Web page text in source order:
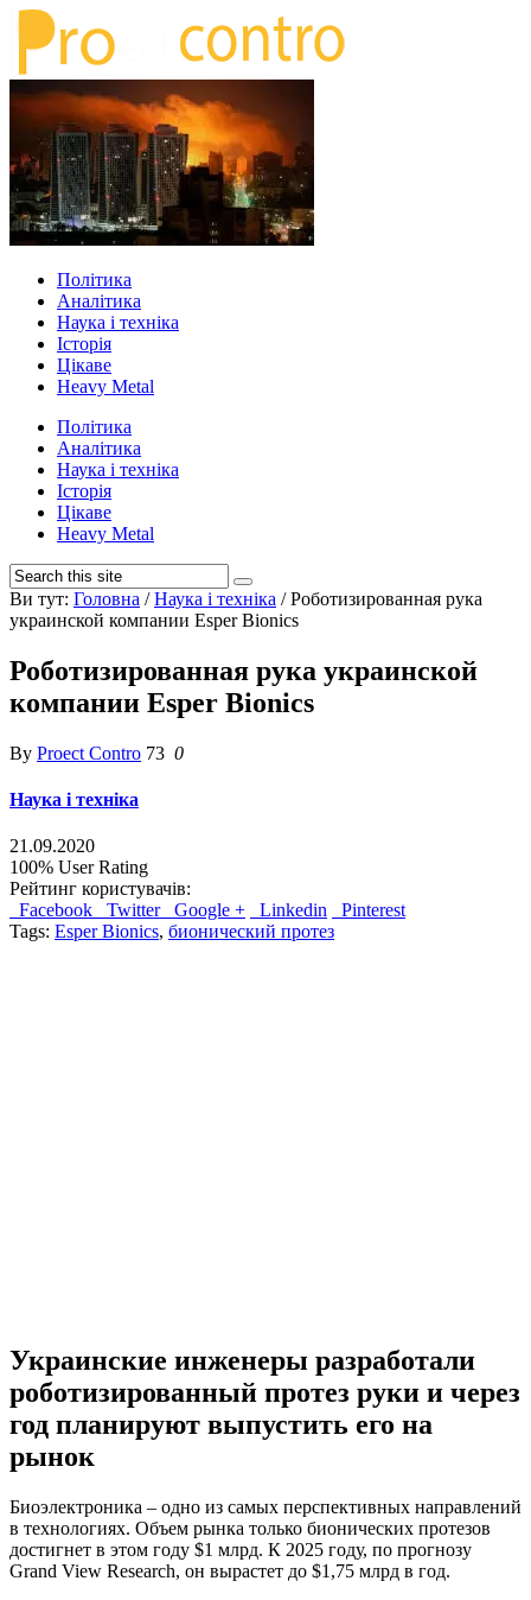
Політика
Аналітика
Наука і техніка
Історія
Цікаве
Heavy Metal
Політика
Аналітика
Наука і техніка
Історія
Цікаве
Heavy Metal
Ви тут: Головна /Наука і техніка /Роботизированная рука
украинской компании Esper Bionics
Роботизированная рука украинской
компании Esper Bionics
By Proect Contro 73 0
Наука і техніка
21.09.2020
100% User Rating
Рейтинг користувачів:
Facebook
Twitter Google + Linkedin
Pinterest
Tags: Esper Bionics, бионический протез
Украинские инженеры разработали
роботизированный протез руки и через
год планируют выпустить его на
рынок
Биоэлектроника – одно из самых перспективных направлений
в технологиях. Объем рынка только бионических протезов
достигнет в этом году $1 млрд. К 2025 году, по прогнозу
Grand View Research, он вырастет до $1,75 млрд в год.